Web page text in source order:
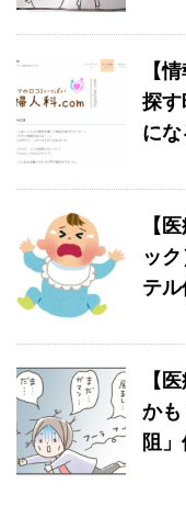
【
探
にな
【
ッ
テ
【
かも
阻